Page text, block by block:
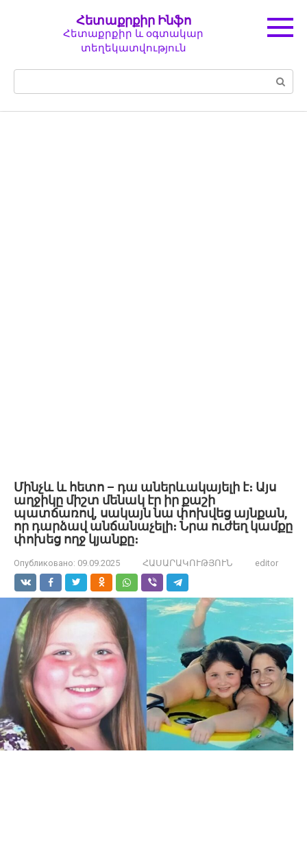
Հետաքրքիր Ինֆո
Հետաքրքիր և օգտակար
տեղեկատվություն
Մինչև և հետո – դա աներևակայելի է։ Այս
աղջիկը միշտ մենակ էր իր քաշի
պատճառով, սակայն նա փոխվեց այնքան,
որ դարձավ անճանաչելի։ Նրա ուժեղ կամքը
փոխեց ողջ կյանքը։
Опубликовано: 09.09.2025 ՀԱՍԱՐԱԿՈՒԹՅՈՒՆ editor